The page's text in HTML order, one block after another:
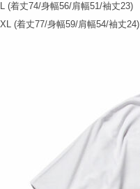
L (着丈74/身幅56/肩幅51/袖丈23)
XL (着丈77/身幅59/肩幅54/袖丈24)